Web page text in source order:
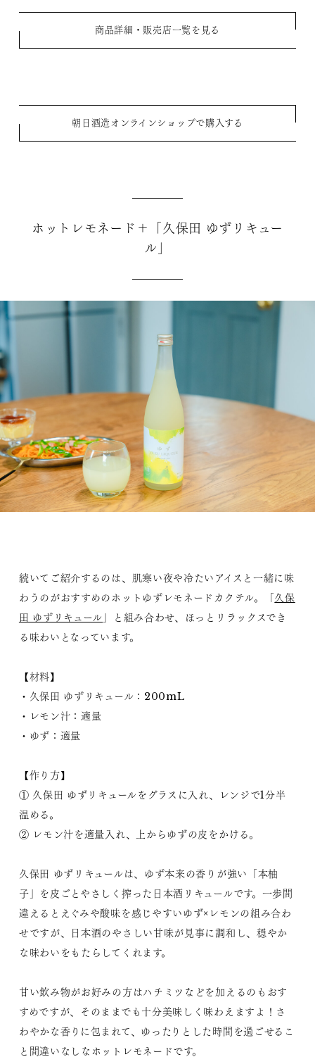
商品詳細・販売店一覧を見る
朝日酒造オンラインショップで購入する
ホットレモネード＋「久保田 ゆずリキュー
ル」
続いてご紹介するのは、肌寒い夜や冷たいアイスと一緒に味
わうのがおすすめのホットゆずレモネードカクテル。「久保
田 ゆずリキュール 」と組み合わせ、ほっとリラックスでき
る味わいとなっています。
【材料】
・久保田 ゆずリキュール：200mL
・レモン汁：適量
・ゆず：適量
【作り方】
① 久保田 ゆずリキュールをグラスに入れ、レンジで1分半
温める。
② レモン汁を適量入れ、上からゆずの皮をかける。
久保田 ゆずリキュールは、ゆず本来の香りが強い「本柚
子」を皮ごとやさしく搾った日本酒リキュールです。一歩間
違えるとえぐみや酸味を感じやすいゆず×レモンの組み合わ
せですが、日本酒のやさしい甘味が見事に調和し、穏やか
な味わいをもたらしてくれます。
甘い飲み物がお好みの方はハチミツなどを加えるのもおす
すめですが、そのままでも十分美味しく味わえますよ！さ
わやかな香りに包まれて、ゆったりとした時間を過ごせるこ
と間違いなしなホットレモネードです。